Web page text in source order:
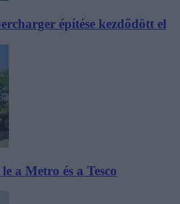
építése kezdődött el
a Metro és a Tesco